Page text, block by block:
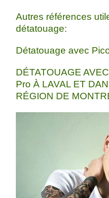
Autres références
détatouage:
Détatouage avec
DÉTATOUAGE
Pro À LAVAL ET
RÉGION DE